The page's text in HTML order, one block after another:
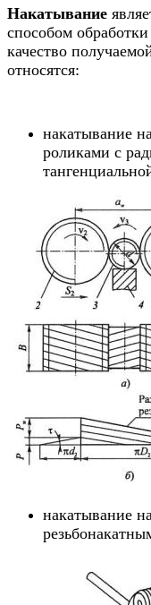
Накатывание
способом
качество
относятся:
накатывание
роликами с
накатывание